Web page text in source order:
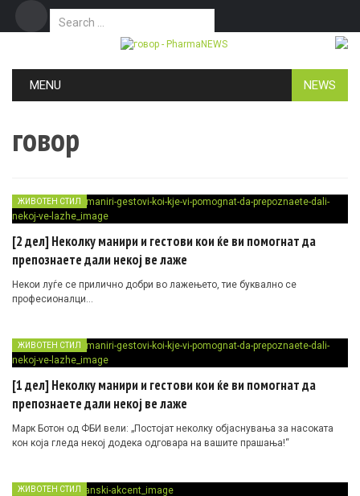
Search for:
MENU NEWS
говор
ЖИВОТЕН СТИЛ
[2 дел] Неколку манири и гестови кои ќе ви помогнат да
препознаете дали некој ве лаже
Некои луѓе се прилично добри во лажењето, тие буквално се
професионалци…
ЖИВОТЕН СТИЛ
[1 дел] Неколку манири и гестови кои ќе ви помогнат да
препознаете дали некој ве лаже
Марк Ботон од ФБИ вели: „Постојат неколку објаснувања за насоката
кон која гледа некој додека одговара на вашите прашања!“
ЖИВОТЕН СТИЛ